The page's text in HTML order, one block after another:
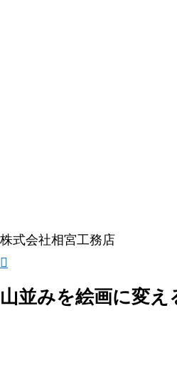
株式会社相宮工務店
山並みを絵画に変